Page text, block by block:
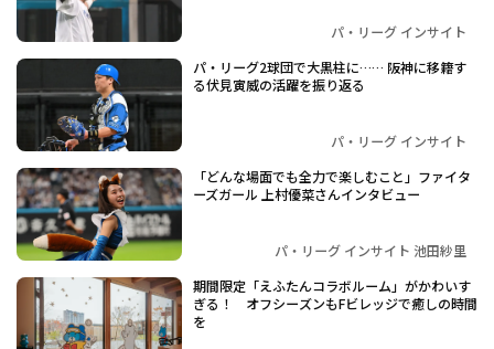
パ・リーグ インサイト
パ・リーグ2球団で大黒柱に…… 阪神に移籍す
る伏見寅威の活躍を振り返る
パ・リーグ インサイト
「どんな場面でも全力で楽しむこと」ファイタ
ーズガール 上村優菜さんインタビュー
パ・リーグ インサイト 池田紗里
期間限定「えふたんコラボルーム」がかわいす
ぎる！ オフシーズンもFビレッジで癒しの時間
を